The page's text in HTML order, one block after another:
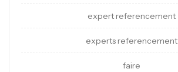
expert referencement
experts referencement
faire